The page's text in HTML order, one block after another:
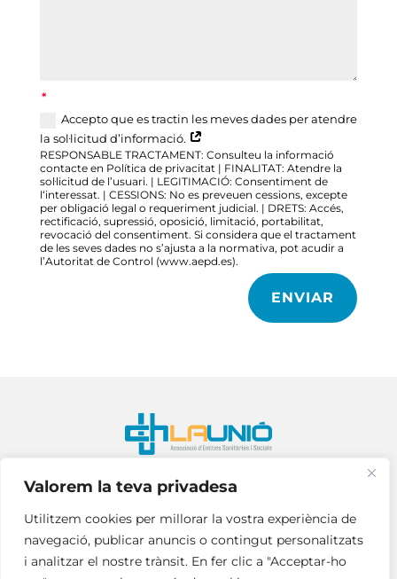
Valorem la teva privadesa
Utilitzem cookies per millorar la vostra experiència de
navegació, publicar anuncis o contingut personalitzats
i analitzar el nostre trànsit. En fer clic a "Acceptar-ho
Accepto que es tractin les meves dades per atendre
la sol·licitud d’informació.
ENVIAR